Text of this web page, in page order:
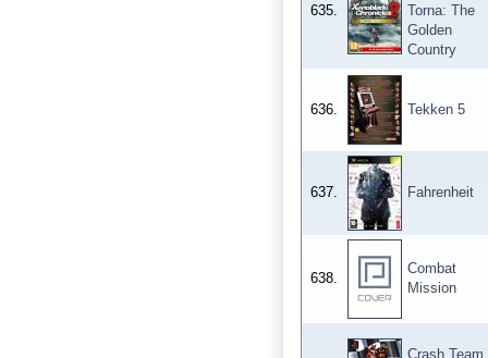
635.
Torna: The
Golden
Country
636. Tekken 5
637. Fahrenheit
638.
Combat
Mission
Crash Team